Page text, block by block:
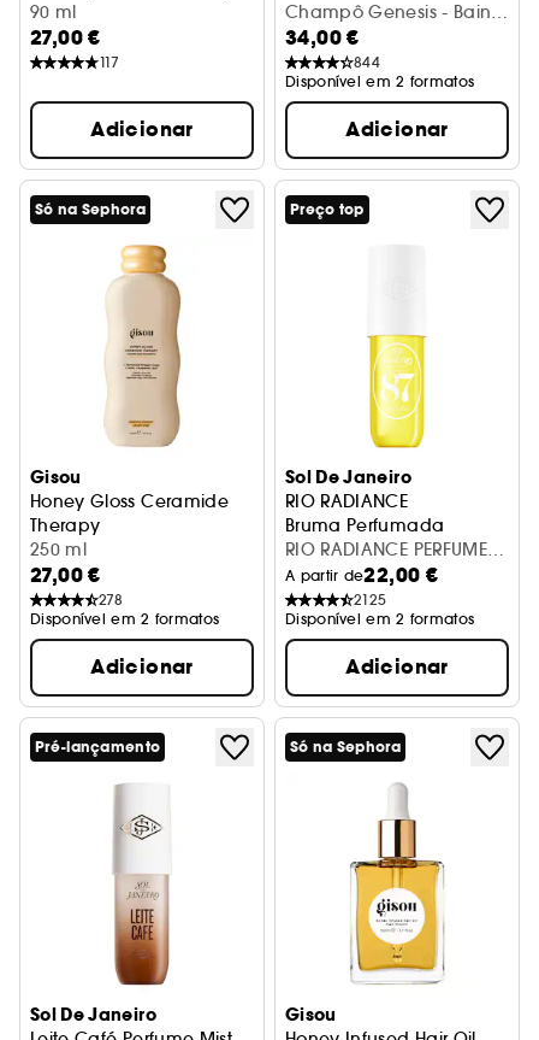
90 ml
27,00 €
117
Adicionar
Champô cabelo
Champô Genesis - Bain
Hydra-Fortifiant
34,00 €
844
Disponível em 2 formatos
Adicionar
Só na Sephora
Gisou
Honey Gloss Ceramide
Therapy
Champô hidratante
250 ml
27,00 €
278
Disponível em 2 formatos
Adicionar
Preço top
Sol De Janeiro
RIO RADIANCE
Bruma Perfumada
RIO RADIANCE PERFUME
MIST
A partir de22,00 €
2125
Disponível em 2 formatos
Adicionar
Pré-lançamento
Sol De Janeiro
Só na Sephora
Gisou